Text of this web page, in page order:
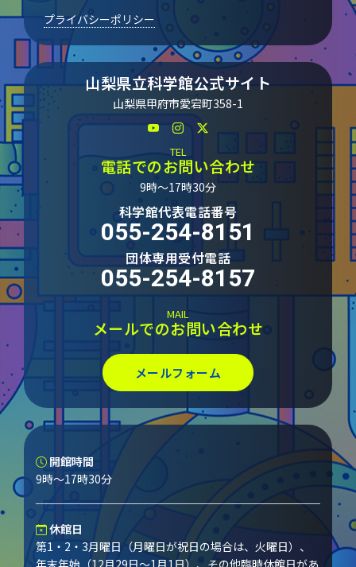
プライバシーポリシー
山梨県立科学館公式サイト
山梨県甲府市愛宕町358-1
TEL
電話でのお問い合わせ
9時～17時30分
科学館代表電話番号
055-254-8151
団体専用受付電話
055-254-8157
MAIL
メールでのお問い合わせ
メールフォーム
開館時間
9時～17時30分
休館日
第1・2・3月曜日（月曜日が祝日の場合は、火曜日）、
年末年始（12月29日～1月1日）、その他臨時休館日があ